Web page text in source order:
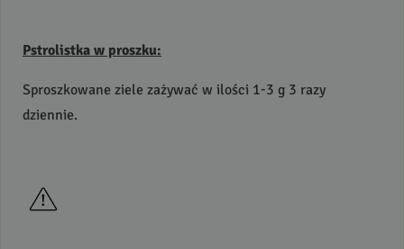
Pstrolistka w proszku:
Sproszkowane ziele zażywać w ilości 1-3 g 3 razy
dziennie.